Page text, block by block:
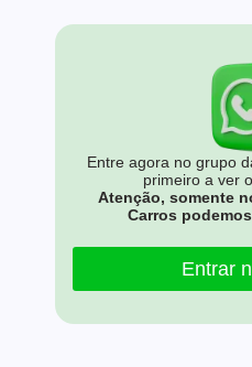
Entre agora no grupo
primeiro a ver
Atenção, somente
Carros
Entrar